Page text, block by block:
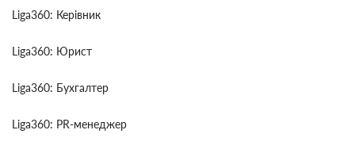
Liga360: Керівник
Liga360: Юрист
Liga360: Бухгалтер
Liga360: PR-менеджер